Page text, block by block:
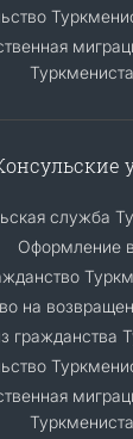
служба
Оформление
на
гражданства